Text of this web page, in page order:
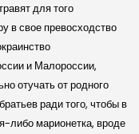
для того
в свое превосходство
и Малороссии,
отучать от родного
ради того, чтобы в
либо марионетка, вроде